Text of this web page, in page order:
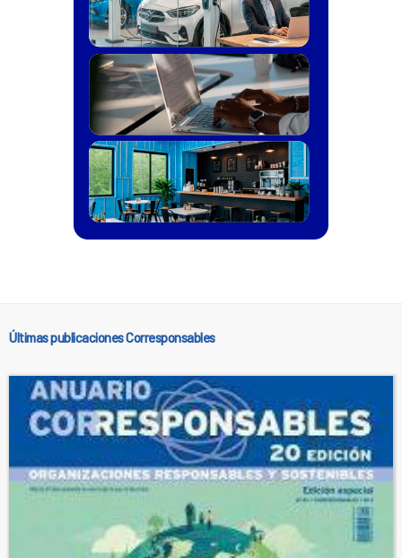
Últimas publicaciones Corresponsables